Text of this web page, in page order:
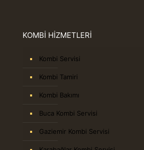
KOMBİ HİZMETLERİ
Kombi Servisi
Kombi Tamiri
Kombi Bakımı
Buca Kombi Servisi
Gaziemir Kombi Servisi